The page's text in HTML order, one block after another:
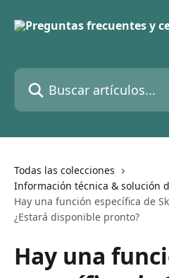
Buscar artículos...
Todas las colecciones
Información técnica & solución
Hay una función específica de
¿Estará disponible pronto?
Hay una